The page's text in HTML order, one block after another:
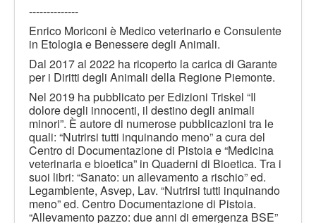
--------------
Enrico Moriconi è Medico veterinario e Consulente
in Etologia e Benessere degli Animali.
Dal 2017 al 2022 ha ricoperto la carica di Garante
per i Diritti degli Animali della Regione Piemonte.
Nel 2019 ha pubblicato per Edizioni Triskel “Il
dolore degli innocenti, il destino degli animali
minori”. È autore di numerose pubblicazioni tra le
quali: “Nutrirsi tutti inquinando meno” a cura del
Centro di Documentazione di Pistoia e “Medicina
veterinaria e bioetica” in Quaderni di Bioetica. Tra i
suoi libri: “Sanato: un allevamento a rischio” ed.
Legambiente, Asvep, Lav. “Nutrirsi tutti inquinando
meno” ed. Centro Documentazione di Pistoia.
“Allevamento pazzo: due anni di emergenza BSE”